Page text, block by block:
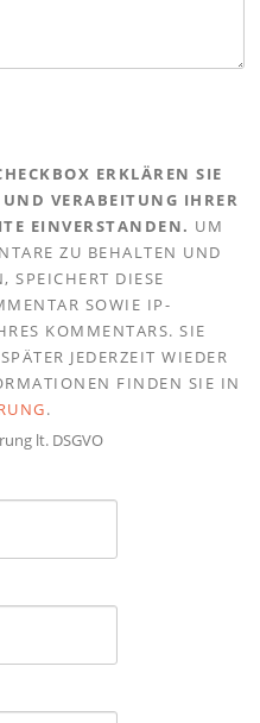
ERKLÄREN SIE
VERABEITUNG IHRER
EINVERSTANDEN. UM
ZU BEHALTEN UND
SPEICHERT DIESE
SOWIE IP-
KOMMENTARS. SIE
JEDERZEIT WIEDER
FINDEN SIE IN
.
lt. DSGVO